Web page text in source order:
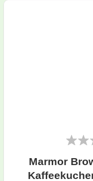
Marmor